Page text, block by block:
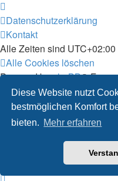
Diese Website nutzt
bestmöglichen Komfort
bieten. Mehr erfahren
Datenschutzerklärung
Kontakt
Alle Zeiten sind UTC+02:00
Alle Cookies löschen
Powered byphpBB®
Deutsche Übersetzung
Customized byWireSys
Datenschutz|